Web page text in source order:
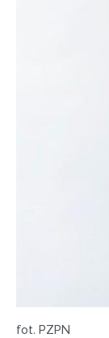
fot. PZPN